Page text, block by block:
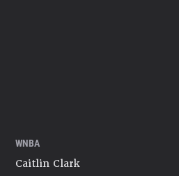
WNBA
Caitlin Clark